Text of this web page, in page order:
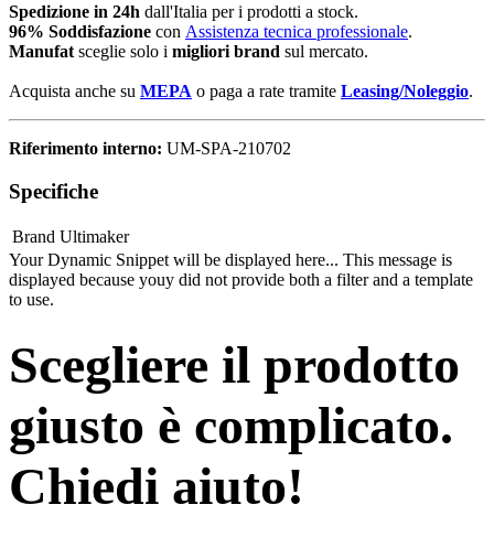
Spedizione in 24h dall'Italia per i prodotti a stock.
96% Soddisfazione con Assistenza tecnica professionale.
Manufat sceglie solo i migliori brand sul mercato.
Acquista anche su MEPA o paga a rate tramite Leasing/Noleggio.
Riferimento interno: UM-SPA-210702
Specifiche
Brand Ultimaker
Your Dynamic Snippet will be displayed here... This message is
displayed because youy did not provide both a filter and a template
to use.
Scegliere il prodotto
giusto è complicato.
Chiedi aiuto!